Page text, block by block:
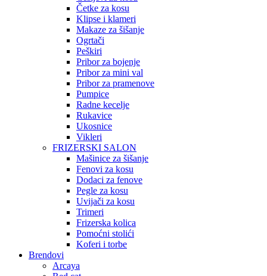
Četke za kosu
Klipse i klameri
Makaze za šišanje
Ogrtači
Peškiri
Pribor za bojenje
Pribor za mini val
Pribor za pramenove
Pumpice
Radne kecelje
Rukavice
Ukosnice
Vikleri
FRIZERSKI SALON
Mašinice za šišanje
Fenovi za kosu
Dodaci za fenove
Pegle za kosu
Uvijači za kosu
Trimeri
Frizerska kolica
Pomoćni stolići
Koferi i torbe
Brendovi
Arcaya